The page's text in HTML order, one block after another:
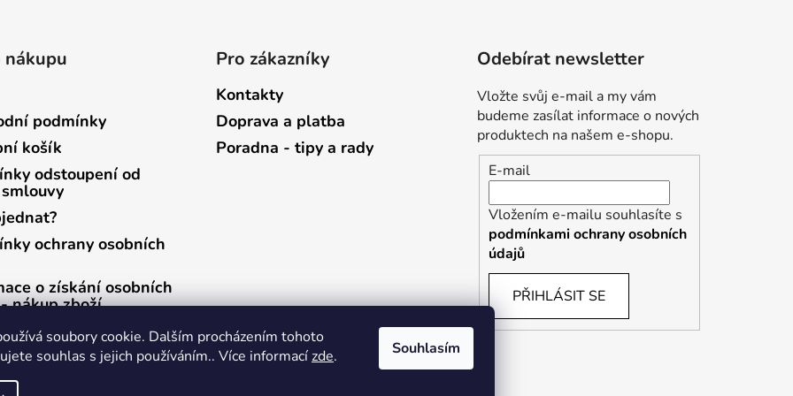
soubory cookie. Dalším procházením tohoto
souhlas s jejich používáním.. Více informacízde. Souhlasím
nákupu
podmínky
košík
odstoupení od
ochrany osobních
o získání osobních
nákup zboží
o získání osobních
zasílání newsletterů
Pro zákazníky
Kontakty
Doprava a platba
Poradna - tipy a rady
Odebírat newsletter
Vložte svůj e-mail a my vám
budeme zasílat informace o nových
produktech na našem e-shopu.
E-mail
Vložením e-mailu souhlasíte s
podmínkami ochrany osobních
údajů
PŘIHLÁSIT SE